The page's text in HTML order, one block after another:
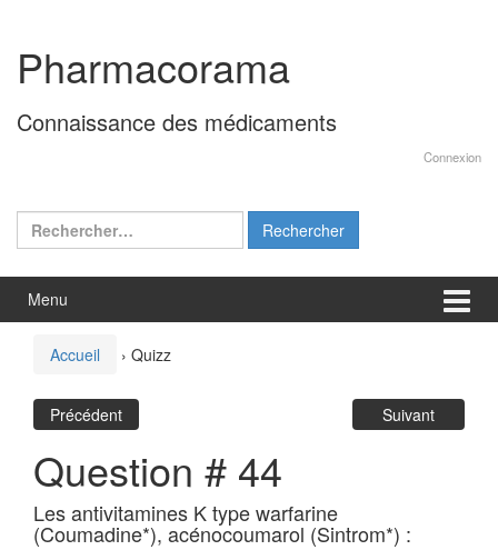
contenu
menu
principal
Pharmacorama
Connaissance des médicaments
Connexion
Rechercher :
Menu
Accueil › Quizz
Précédent Suivant
Question # 44
Les antivitamines K type warfarine
(Coumadine*), acénocoumarol (Sintrom*) :